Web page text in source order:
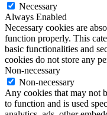
Necessary
Always Enabled
Necessary cookies are
function properly. This
basic functionalities and
cookies do not store any
Non-necessary
Non-necessary
Any cookies that may not
to function and is used